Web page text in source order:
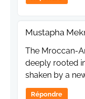
Mustapha
The Mroccan-
deeply rooted
shaken by a
Répondre